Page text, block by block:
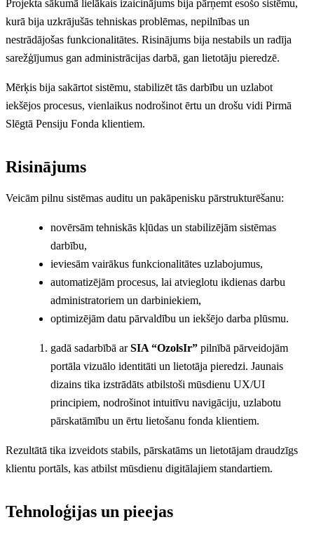
Projekta sākumā lielākais izaicinājums bija pārņemt esošo sistēmu,
kurā bija uzkrājušās tehniskas problēmas, nepilnības un
nestrādājošas funkcionalitātes. Risinājums bija nestabils un radīja
sarežģījumus gan administrācijas darbā, gan lietotāju pieredzē.
Mērķis bija sakārtot sistēmu, stabilizēt tās darbību un uzlabot
iekšējos procesus, vienlaikus nodrošinot ērtu un drošu vidi Pirmā
Slēgtā Pensiju Fonda klientiem.
Risinājums
Veicām pilnu sistēmas auditu un pakāpenisku pārstrukturēšanu:
novērsām tehniskās kļūdas un stabilizējām sistēmas
darbību,
ieviesām vairākus funkcionalitātes uzlabojumus,
automatizējām procesus, lai atvieglotu ikdienas darbu
administratoriem un darbiniekiem,
optimizējām datu pārvaldību un iekšējo darba plūsmu.
gadā sadarbībā arSIA “OzolsIr” pilnībā pārveidojām
portāla vizuālo identitāti un lietotāja pieredzi. Jaunais
dizains tika izstrādāts atbilstoši mūsdienu UX/UI
principiem, nodrošinot intuitīvu navigāciju, uzlabotu
pārskatāmību un ērtu lietošanu fonda klientiem.
Rezultātā tika izveidots stabils, pārskatāms un lietotājam draudzīgs
klientu portāls, kas atbilst mūsdienu digitālajiem standartiem.
Tehnoloģijas un pieejas